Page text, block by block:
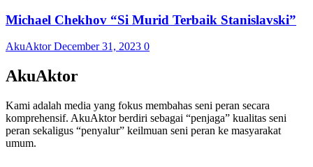
Michael Chekhov “Si Murid Terbaik Stanislavski”
AkuAktorDecember 31, 2023 0
AkuAktor
Kami adalah media yang fokus membahas seni peran secara
komprehensif. AkuAktor berdiri sebagai “penjaga” kualitas seni
peran sekaligus “penyalur” keilmuan seni peran ke masyarakat
umum.